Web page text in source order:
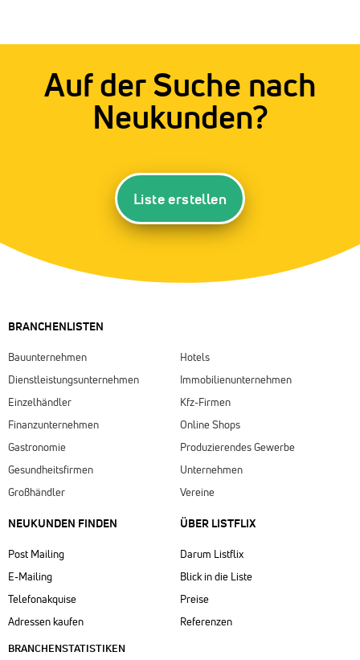
Auf der Suche nach
Neukunden?
Liste erstellen
BRANCHENLISTEN
Bauunternehmen
Dienstleistungsunternehmen
Einzelhändler
Finanzunternehmen
Gastronomie
Gesundheitsfirmen
Großhändler
Hotels
Immobilienunternehmen
Kfz-Firmen
Online Shops
Produzierendes Gewerbe
Unternehmen
Vereine
NEUKUNDEN FINDEN
Post Mailing
E-Mailing
Telefonakquise
Adressen kaufen
BRANCHENSTATISTIKEN
ÜBER LISTFLIX​
Darum Listflix
Blick in die Liste
Preise
Referenzen